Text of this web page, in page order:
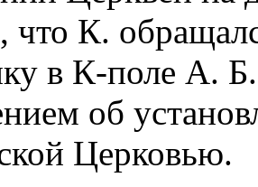
что К.
в К-поле А.
об
Церковью.